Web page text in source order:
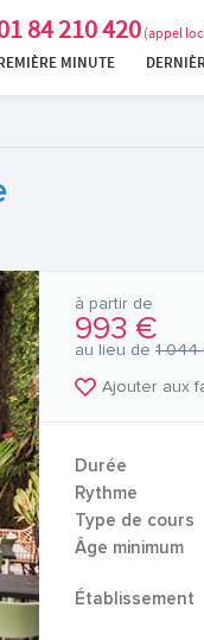
84 210 420(appel
MINUTE
à partir de
993 €
au lieu de 1 044
Ajouter aux
Durée
Rythme
Type de cours
Âge minimum
Établissement